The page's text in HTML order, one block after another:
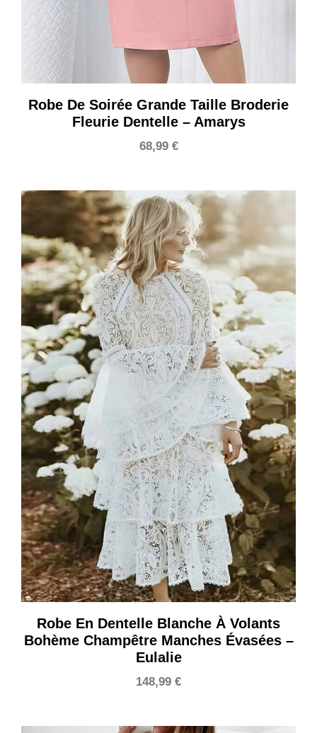
Robe De Soirée Grande Taille Broderie
Fleurie Dentelle – Amarys
68,99 €
Robe En Dentelle Blanche À Volants
Bohème Champêtre Manches Évasées –
Eulalie
148,99 €